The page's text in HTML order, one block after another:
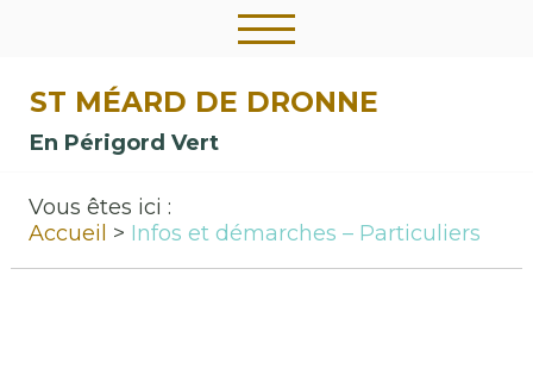
ST MÉARD DE DRONNE
En Périgord Vert
Vous êtes ici :
Accueil
Infos et démarches – Particuliers